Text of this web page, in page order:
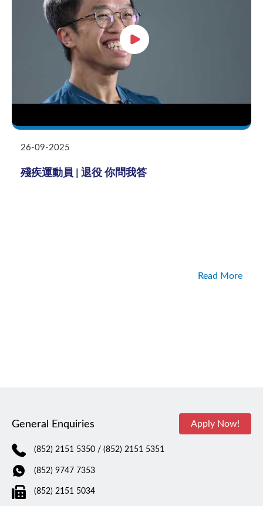
26-09-2025
殘疾運動員 | 退役 你問我答
Read More
General Enquiries
(852) 2151 5350 / (852) 2151 5351
(852) 9747 7353
(852) 2151 5034
Apply Now!